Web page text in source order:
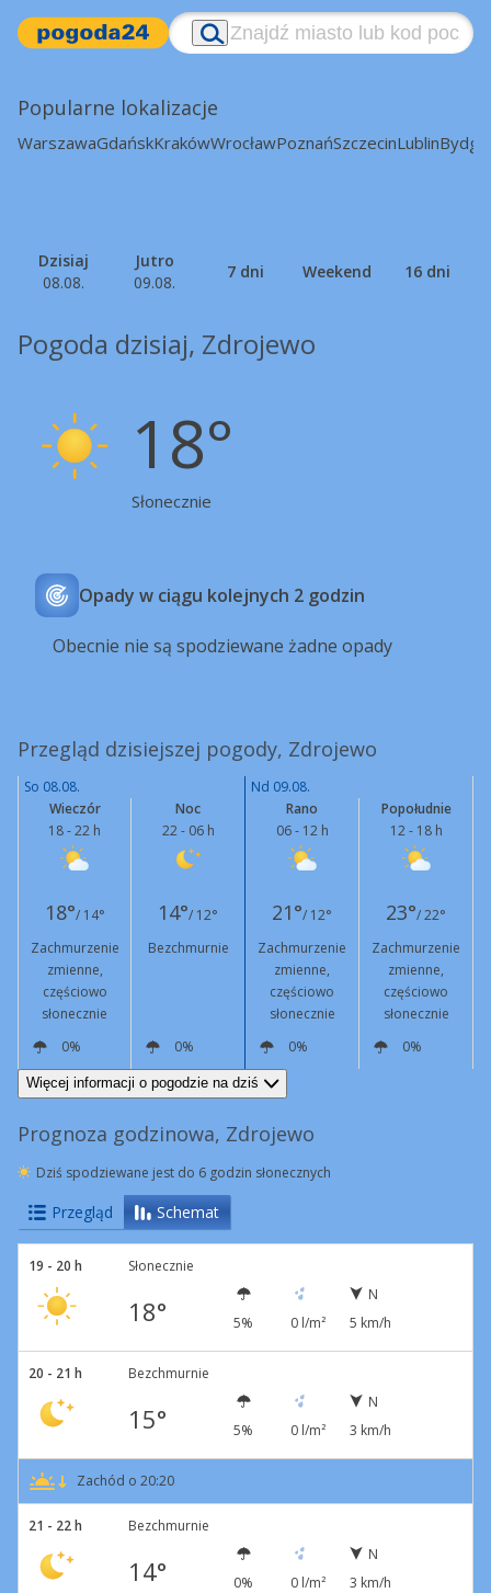
Popularne lokalizacje
WarszawaGdańskKrakówWrocławPoznańSzczecinLublin
Dzisiaj
08.08.
Jutro
09.08.
7 dni Weekend 16 dni
Pogoda dzisiaj, Zdrojewo
18°
Słonecznie
Opady w ciągu kolejnych 2 godzin
Obecnie nie są spodziewane żadne opady
Przegląd dzisiejszej pogody, Zdrojewo
So 08.08.
Nd 09.08.
Wieczór
18 - 22 h
Noc
22 - 06 h
Rano
06 - 12 h
Popołudnie
12 - 18 h
18°/ 14° 14°/ 12° 21°/ 12° 23°/ 22°
Zachmurzenie
zmienne,
częściowo
słonecznie
Bezchmurnie
Zachmurzenie
zmienne,
częściowo
słonecznie
Zachmurzenie
zmienne,
częściowo
słonecznie
0%
0% 0%
0%
N
5 km/h S
2 km/h
Więcej informacji o pogodzie na dziś
Prognoza godzinowa, Zdrojewo
Dziś spodziewane jest do 6 godzin słonecznych
Przegląd Schemat
19 - 20 h Słonecznie
18° 5% 0 l/m²
N
5 km/h
20 - 21 h Bezchmurnie
15° 5% 0 l/m²
N
3 km/h
Zachód o 20:20
21 - 22 h Bezchmurnie
14° 0% 0 l/m²
N
3 km/h